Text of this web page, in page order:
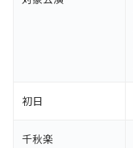
初日
千秋楽